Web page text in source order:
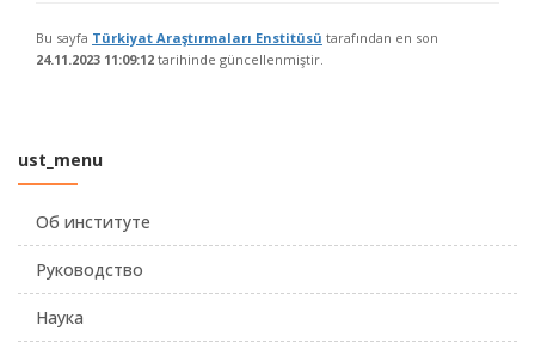
Bu sayfa Türkiyat Araştırmaları Enstitüsü tarafından en son
24.11.2023 11:09:12 tarihinde güncellenmiştir.
ust_menu
Об институте
Руководство
Наука